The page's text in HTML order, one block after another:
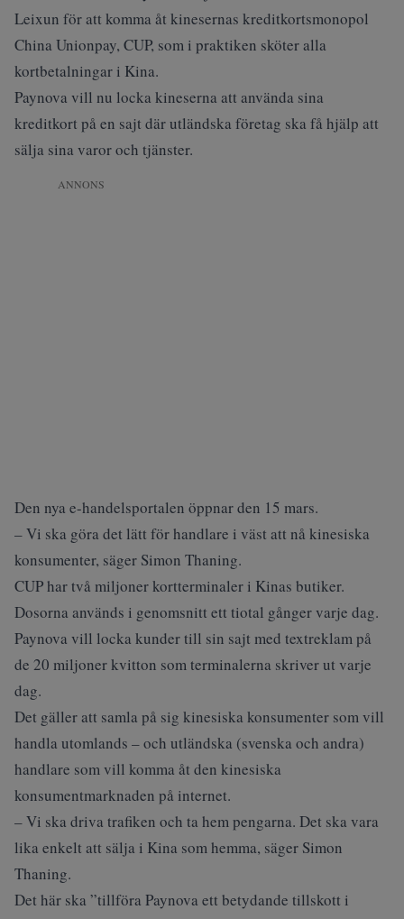
Leixun för att komma åt kinesernas kreditkortsmonopol
China Unionpay, CUP, som i praktiken sköter alla
kortbetalningar i Kina.
Paynova vill nu locka kineserna att använda sina
kreditkort på en sajt där utländska företag ska få hjälp att
sälja sina varor och tjänster.
ANNONS
Den nya e-handelsportalen öppnar den 15 mars.
– Vi ska göra det lätt för handlare i väst att nå kinesiska
konsumenter, säger Simon Thaning.
CUP har två miljoner kortterminaler i Kinas butiker.
Dosorna används i genomsnitt ett tiotal gånger varje dag.
Paynova vill locka kunder till sin sajt med textreklam på
de 20 miljoner kvitton som terminalerna skriver ut varje
dag.
Det gäller att samla på sig kinesiska konsumenter som vill
handla utomlands – och utländska (svenska och andra)
handlare som vill komma åt den kinesiska
konsumentmarknaden på internet.
– Vi ska driva trafiken och ta hem pengarna. Det ska vara
lika enkelt att sälja i Kina som hemma, säger Simon
Thaning.
Det här ska ”tillföra Paynova ett betydande tillskott i